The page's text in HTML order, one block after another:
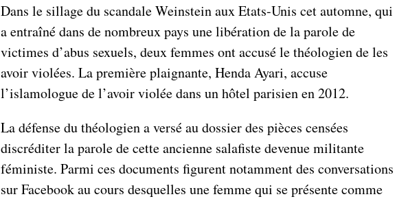
Dans le sillage du scandale Weinstein aux Etats-Unis cet automne, qui
a entraîné dans de nombreux pays une libération de la parole de
victimes d’abus sexuels, deux femmes ont accusé le théologien de les
avoir violées. La première plaignante, Henda Ayari, accuse
l’islamologue de l’avoir violée dans un hôtel parisien en 2012.
La défense du théologien a versé au dossier des pièces censées
discréditer la parole de cette ancienne salafiste devenue militante
féministe. Parmi ces documents figurent notamment des conversations
sur Facebook au cours desquelles une femme qui se présente comme